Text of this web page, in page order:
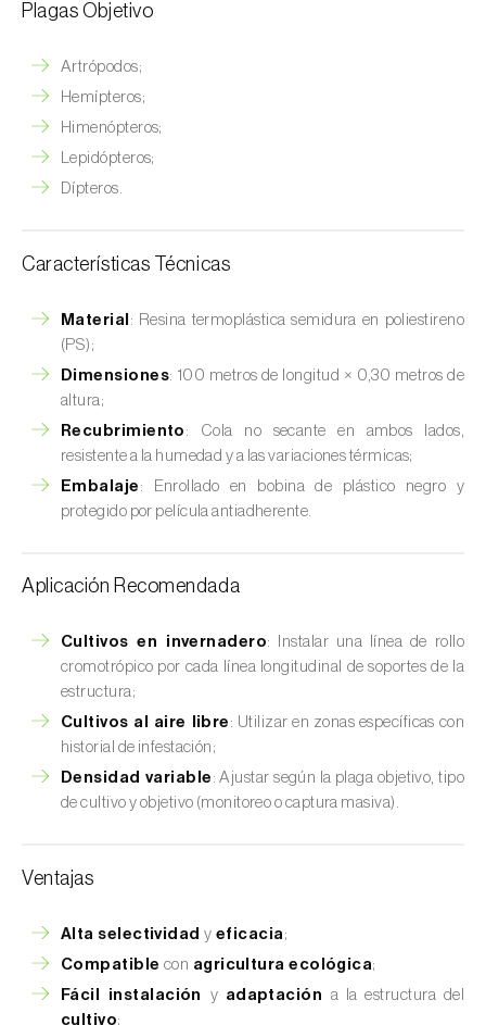
Plagas Objetivo
Artrópodos;
Hemípteros;
Himenópteros;
Lepidópteros;
Dípteros.
Características Técnicas
Material : Resina termoplástica semidura en poliestireno
(PS);
Dimensiones: 100 metros de longitud × 0,30 metros de
altura;
Recubrimiento : Cola no secante en ambos lados,
resistente a la humedad y a las variaciones térmicas;
Embalaje : Enrollado en bobina de plástico negro y
protegido por película antiadherente.
Aplicación Recomendada
Cultivos en invernadero: Instalar una línea de rollo
cromotrópico por cada línea longitudinal de soportes de la
estructura;
Cultivos al aire libre : Utilizar en zonas específicas con
historial de infestación;
Densidad variable : Ajustar según la plaga objetivo, tipo
de cultivo y objetivo (monitoreo o captura masiva).
Ventajas
Alta selectividady eficacia ;
Compatible con agricultura ecológica;
Fácil instalación y adaptación a la estructura del
cultivo;